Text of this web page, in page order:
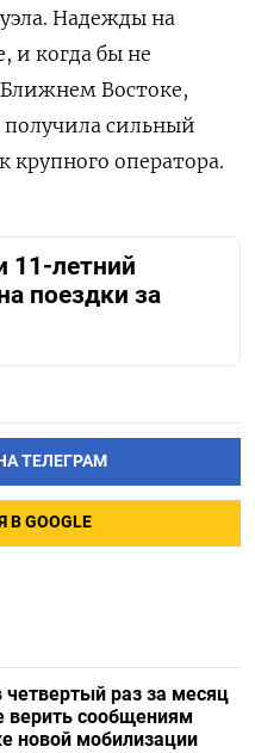
Надежды на
и когда бы не
Ближнем Востоке,
получила сильный
крупного оператора.
11-летний
поездки за
ТЕЛЕГРАМ
GOOGLE
четвертый раз за месяц
верить сообщениям
новой мобилизации